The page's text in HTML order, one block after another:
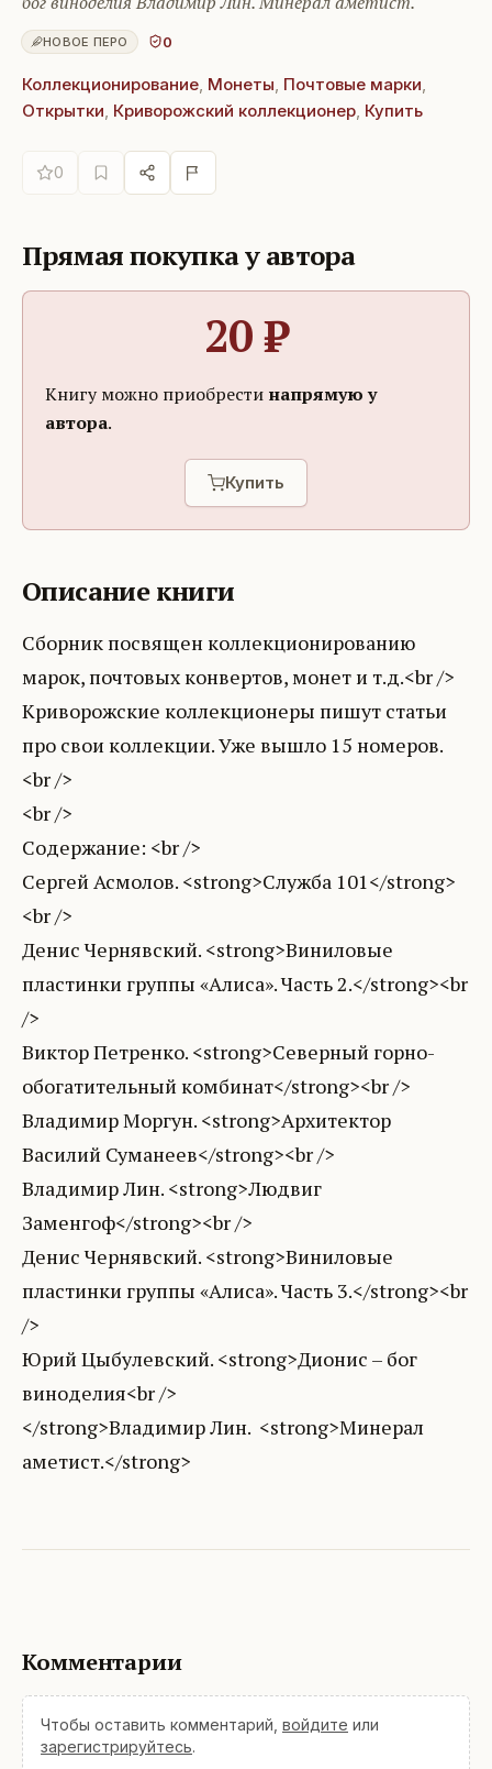
НОВОЕ ПЕРО 0
Коллекционирование, Монеты, Почтовые марки,
Открытки, Криворожский коллекционер, Купить
0
Прямая покупка у автора
20₽
Книгу можно приобрести напрямую у
автора.
Купить
Описание книги
Сборник посвящен коллекционированию
марок, почтовых конвертов, монет и т.д.<br />
Криворожские коллекционеры пишут статьи
про свои коллекции. Уже вышло 15 номеров.
<br />
<br />
Содержание: <br />
Сергей Асмолов. <strong>Служба 101</strong>
<br />
Денис Чернявский. <strong>Виниловые
пластинки группы «Алиса». Часть 2.</strong><br
/>
Виктор Петренко. <strong>Северный горно-
обогатительный комбинат</strong><br />
Владимир Моргун. <strong>Архитектор
Василий Суманеев</strong><br />
Владимир Лин. <strong>Людвиг
Заменгоф</strong><br />
Денис Чернявский. <strong>Виниловые
пластинки группы «Алиса». Часть 3.</strong><br
/>
Юрий Цыбулевский. <strong>Дионис – бог
виноделия<br />
</strong>Владимир Лин. <strong>Минерал
аметист.</strong>
Комментарии
Чтобы оставить комментарий, войдите или
зарегистрируйтесь.